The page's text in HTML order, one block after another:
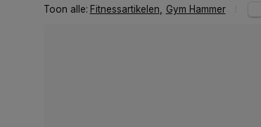
Toon alle: Fitnessartikelen Gym Hammer